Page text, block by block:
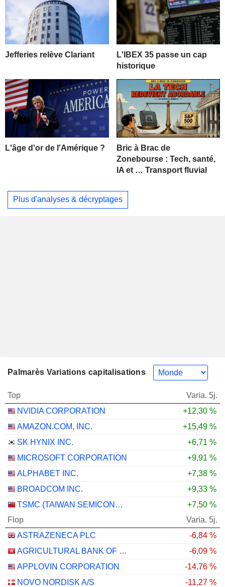
Jefferies relève Clariant
L'IBEX 35 passe un cap
historique
L'âge d'or de l'Amérique ?
Bric à Brac de
Zonebourse : Tech, santé,
IA et … Transport fluvial
Plus d'analyses & décryptages
Palmarès Variations capitalisations
Top
Varia. 5j.
NVIDIA CORPORATION
+12,30 %
AMAZON.COM, INC.
+15,49 %
SK HYNIX INC.
+6,71 %
MICROSOFT CORPORATION
+9,91 %
ALPHABET INC.
+7,38 %
BROADCOM INC.
+9,33 %
TSMC (TAIWAN SEMICONDUCTOR MANUFACTURING COMPANY)
+7,50 %
Flop
Varia. 5j.
ASTRAZENECA PLC
-6,84 %
AGRICULTURAL BANK OF CHINA LIMITED
-6,09 %
APPLOVIN CORPORATION
-14,76 %
NOVO NORDISK A/S
-11,27 %